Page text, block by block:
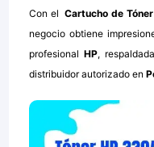
Con el Cartucho de
negocio obtiene
profesional HP,
distribuidor autorizado en